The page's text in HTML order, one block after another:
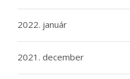
2022. január
2021. december